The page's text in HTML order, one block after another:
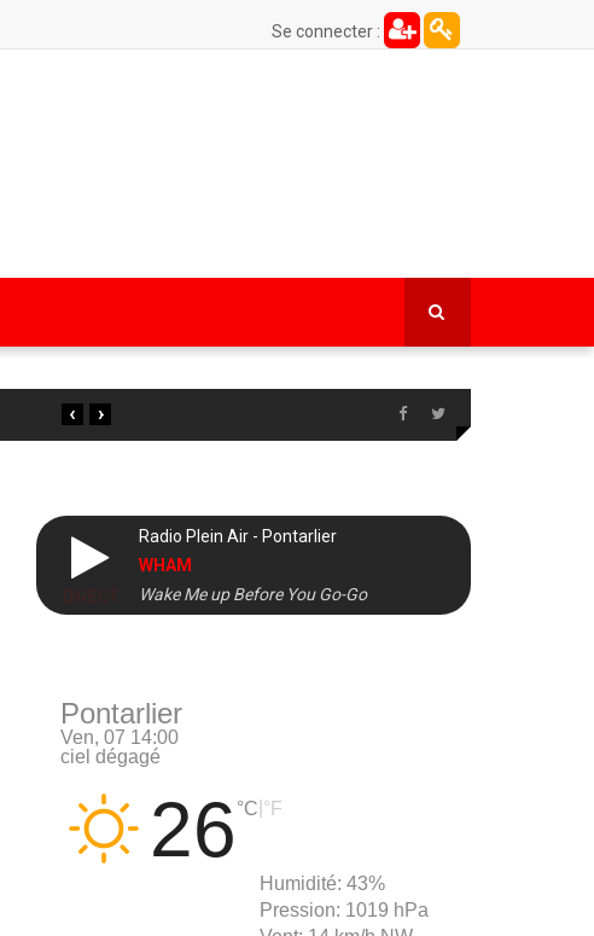
Se connecter :
›
‹
DIRECT
Radio Plein Air - Pontarlier
WHAM
Wake Me up Before You Go-Go
Pontarlier
Ven, 07 14:00
ciel dégagé
26 °C °F
Humidité: 43%
Pression: 1019 hPa